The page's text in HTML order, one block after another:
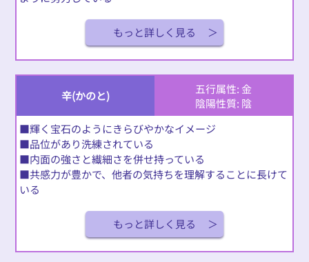
もっと詳しく見る
辛(かのと)
五行属性: 金
陰陽性質: 陰
■輝く宝石のようにきらびやかなイメージ
■品位があり洗練されている
■内面の強さと繊細さを併せ持っている
■共感力が豊かで、他者の気持ちを理解することに長けて
いる
もっと詳しく見る